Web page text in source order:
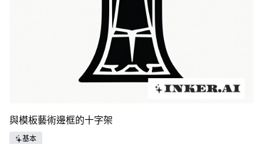
與模板藝術邊框的十字架
基本